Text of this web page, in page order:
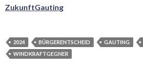
ZukunftGauting
2024 BÜRGERENTSCHEID GAUTING
WINDKRAFTGEGNER